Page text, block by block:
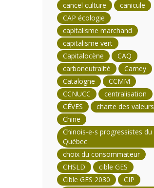
cancel culture
canicule
CAP écologie
capitalisme marchand
capitalisme vert
Capitalocène
CAQ
carboneutralité
Carney
Catalogne
CCMM
CCNUCC
centralisation
CÉVES
charte des valeurs
Chine
Chinois-e-s progressistes du
Québec
choix du consommateur
CHSLD
cible GES
Cible GES 2030
CIP